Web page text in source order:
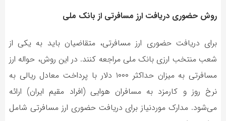
روش حضوری دریافت ارز مسافرتی از بانک ملی
برای دریافت حضوری ارز مسافرتی، متقاضیان باید به یکی از
شعب منتخب ارزی بانک ملی مراجعه کنند. در این روش، حواله ارز
مسافرتی به میزان حداکثر ۱۰۰۰ دلار با پرداخت معادل ریالی به
نرخ روز و کارمزد به مسافران هوایی (افراد مقیم ایران) ارائه
می‌شود. مدارک موردنیاز برای دریافت حضوری ارز مسافرتی شامل